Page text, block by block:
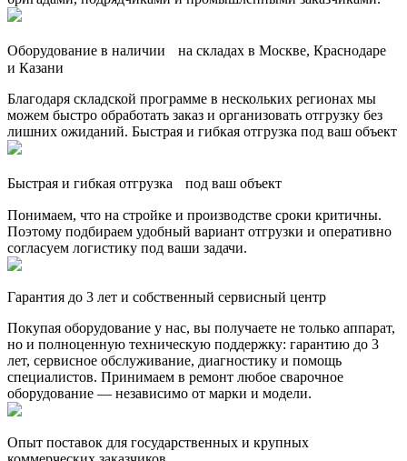
Оборудование в наличии на складах в Москве, Краснодаре
и Казани
Благодаря складской программе в нескольких регионах мы
можем быстро обработать заказ и организовать отгрузку без
лишних ожиданий. Быстрая и гибкая отгрузка под ваш объект
Быстрая и гибкая отгрузка под ваш объект
Понимаем, что на стройке и производстве сроки критичны.
Поэтому подбираем удобный вариант отгрузки и оперативно
согласуем логистику под ваши задачи.
Гарантия до 3 лет и собственный сервисный центр
Покупая оборудование у нас, вы получаете не только аппарат,
но и полноценную техническую поддержку: гарантию до 3
лет, сервисное обслуживание, диагностику и помощь
специалистов. Принимаем в ремонт любое сварочное
оборудование — независимо от марки и модели.
Опыт поставок для государственных и крупных